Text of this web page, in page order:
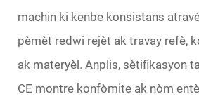
machin ki kenbe konsistans
pèmèt redwi rejèt ak travay refè,
ak materyèl. Anplis, sètifikasyon
CE montre konfòmite ak nòm